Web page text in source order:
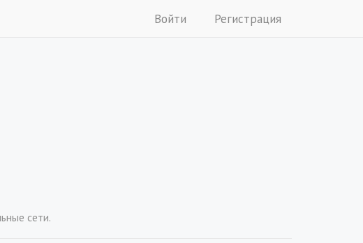
Войти Регистрация
сети.